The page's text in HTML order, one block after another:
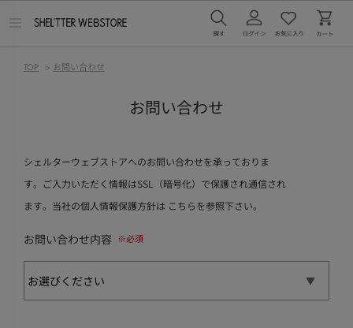
TOP > お問い合わせ
お問い合わせ
シェルターウェブストアへのお問い合わせを承っておりま
す。ご入力いただく情報はSSL（暗号化）で保護され通信され
ます。当社の個人情報保護方針は こちらを参照下さい。
お問い合わせ内容